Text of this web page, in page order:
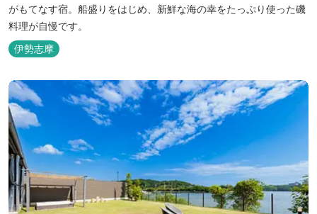
がもてなす宿。船盛りをはじめ、新鮮な海の幸をたっぷり使った磯
料理が自慢です。
伊勢志摩